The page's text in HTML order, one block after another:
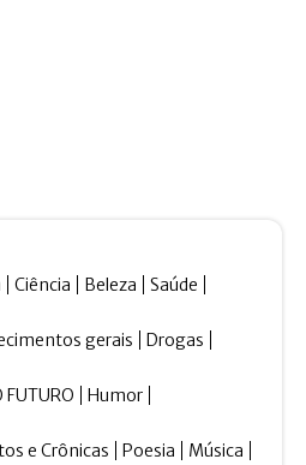
Ciência Beleza Saúde
gerais Drogas
FUTURO Humor
e Crônicas Poesia Música